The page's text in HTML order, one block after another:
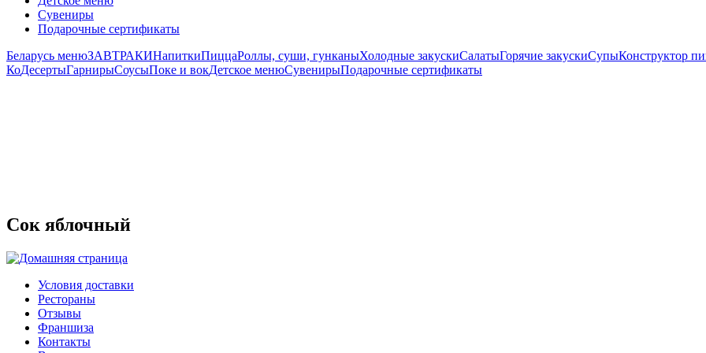
Сувениры
Подарочные сертификаты
Беларусь менюЗАВТРАКИНапиткиПиццаРоллы, суши, гунканыХолодные закускиСалатыГорячие закускиСупыКонструктор
КоДесертыГарнирыСоусыПоке и вокДетское менюСувенирыПодарочные сертификаты
Сок яблочный
Условия доставки
Рестораны
Отзывы
Франшиза
Контакты